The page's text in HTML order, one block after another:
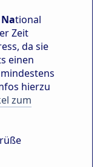
National
Zeit
da sie
einen
hierzu
zum